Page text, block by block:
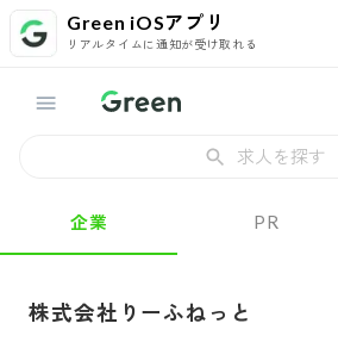
Green iOSアプリ
リアルタイムに通知が受け取れる
求人を探す
企業 PR
株式会社りーふねっと